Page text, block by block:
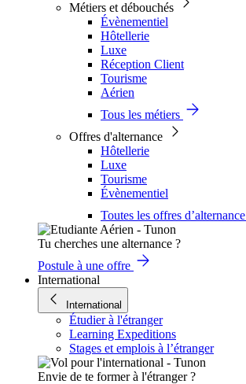
Métiers et débouchés
Évènementiel
Hôtellerie
Luxe
Réception Client
Tourisme
Aérien
Tous les métiers
Offres d'alternance
Hôtellerie
Luxe
Tourisme
Évènementiel
Toutes les offres d’alternance
Tu cherches une alternance ?
Postule à une offre
International
International
Étudier à l'étranger
Learning Expeditions
Stages et emplois à l’étranger
Envie de te former à l'étranger ?